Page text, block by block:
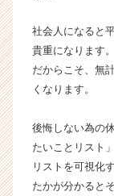
社会人になると
貴重になります。
だからこそ、無
くなります。
後悔しない為の
たいことリスト
リストを可視化
たかが分かると